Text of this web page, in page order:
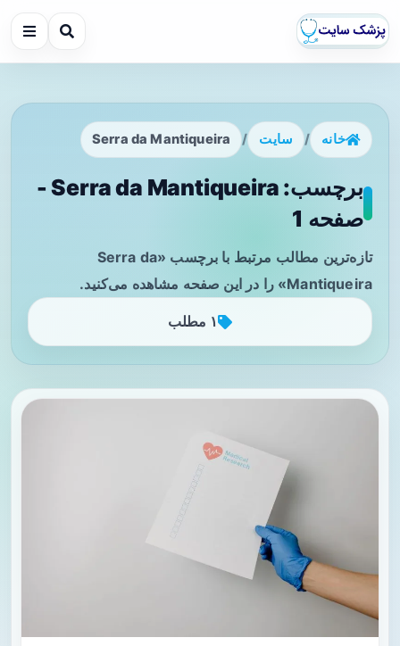
خانه / سایت /
Serra da Mantiqueira
برچسب: Serra da Mantiqueira -
صفحه 1
تازه‌ترین مطالب مرتبط با برچسب «Serra da
Mantiqueira» را در این صفحه مشاهده می‌کنید.
۱ مطلب